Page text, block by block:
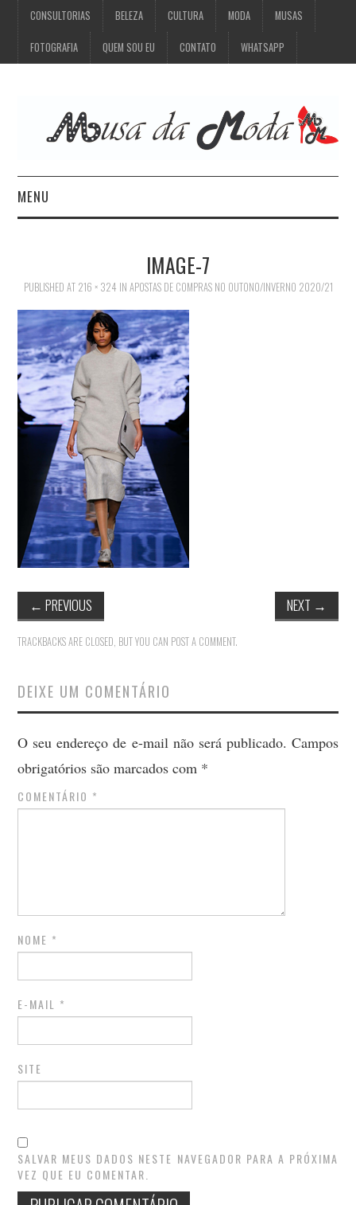
CONSULTORIAS BELEZA CULTURA MODA MUSAS
FOTOGRAFIA QUEM SOU EU CONTATO WHATSAPP
MENU
CULTURA
MODA
MUSAS
FOTOGRAFIA
QUEM SOU EU
CONTATO
WHATSAPP
IMAGE-7
PUBLISHED AT 216 × 324 IN APOSTAS DE COMPRAS NO OUTONO/INVERNO 2020/21
← PREVIOUS NEXT →
TRACKBACKS ARE CLOSED, BUT YOU CAN POST A COMMENT.
DEIXE UM COMENTÁRIO
O seu endereço de e-mail não será publicado. Campos
obrigatórios são marcados com *
COMENTÁRIO *
NOME *
E-MAIL *
SITE
SALVAR MEUS DADOS NESTE NAVEGADOR PARA A PRÓXIMA
VEZ QUE EU COMENTAR.